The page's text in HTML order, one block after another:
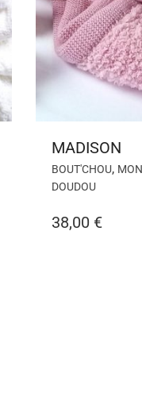
MADISON
BOUT'CHOU,
DOUDOU
38,00 €